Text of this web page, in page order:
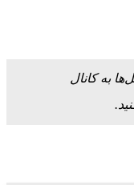
به کانال